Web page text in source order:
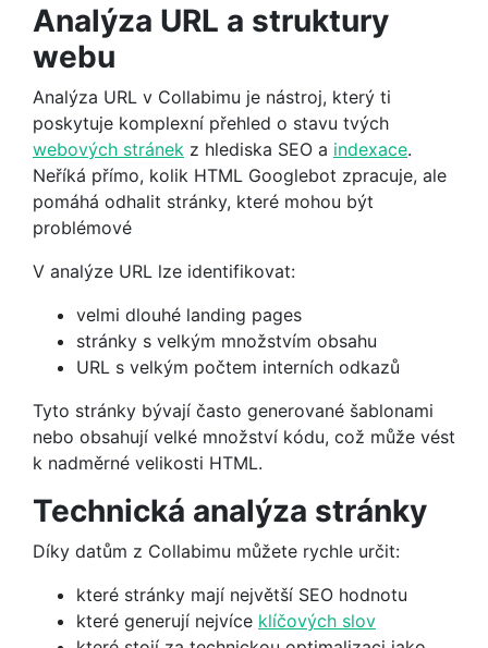
Analýza URL a struktury
webu
Analýza URL v Collabimu je nástroj, který ti
poskytuje komplexní přehled o stavu tvých
webových stránek z hlediska SEO a indexace.
Neříká přímo, kolik HTML Googlebot zpracuje, ale
pomáhá odhalit stránky, které mohou být
problémové
V analýze URL lze identifikovat:
velmi dlouhé landing pages
stránky s velkým množstvím obsahu
URL s velkým počtem interních odkazů
Tyto stránky bývají často generované šablonami
nebo obsahují velké množství kódu, což může vést
k nadměrné velikosti HTML.
Technická analýza stránky
Díky datům z Collabimu můžete rychle určit:
které stránky mají největší SEO hodnotu
které generují nejvíce klíčových slov